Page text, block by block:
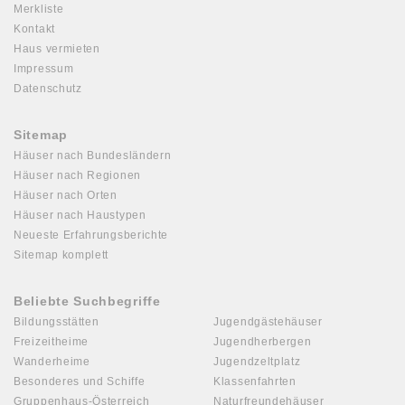
Merkliste
Kontakt
Haus vermieten
Impressum
Datenschutz
Sitemap
Häuser nach Bundesländern
Häuser nach Regionen
Häuser nach Orten
Häuser nach Haustypen
Neueste Erfahrungsberichte
Sitemap komplett
Beliebte Suchbegriffe
Bildungsstätten
Freizeitheime
Wanderheime
Besonderes und Schiffe
Gruppenhaus-Österreich
Jugendgästehäuser
Jugendherbergen
Jugendzeltplatz
Klassenfahrten
Naturfreundehäuser